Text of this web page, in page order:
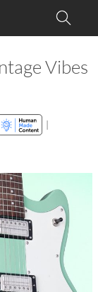
Vibes
|